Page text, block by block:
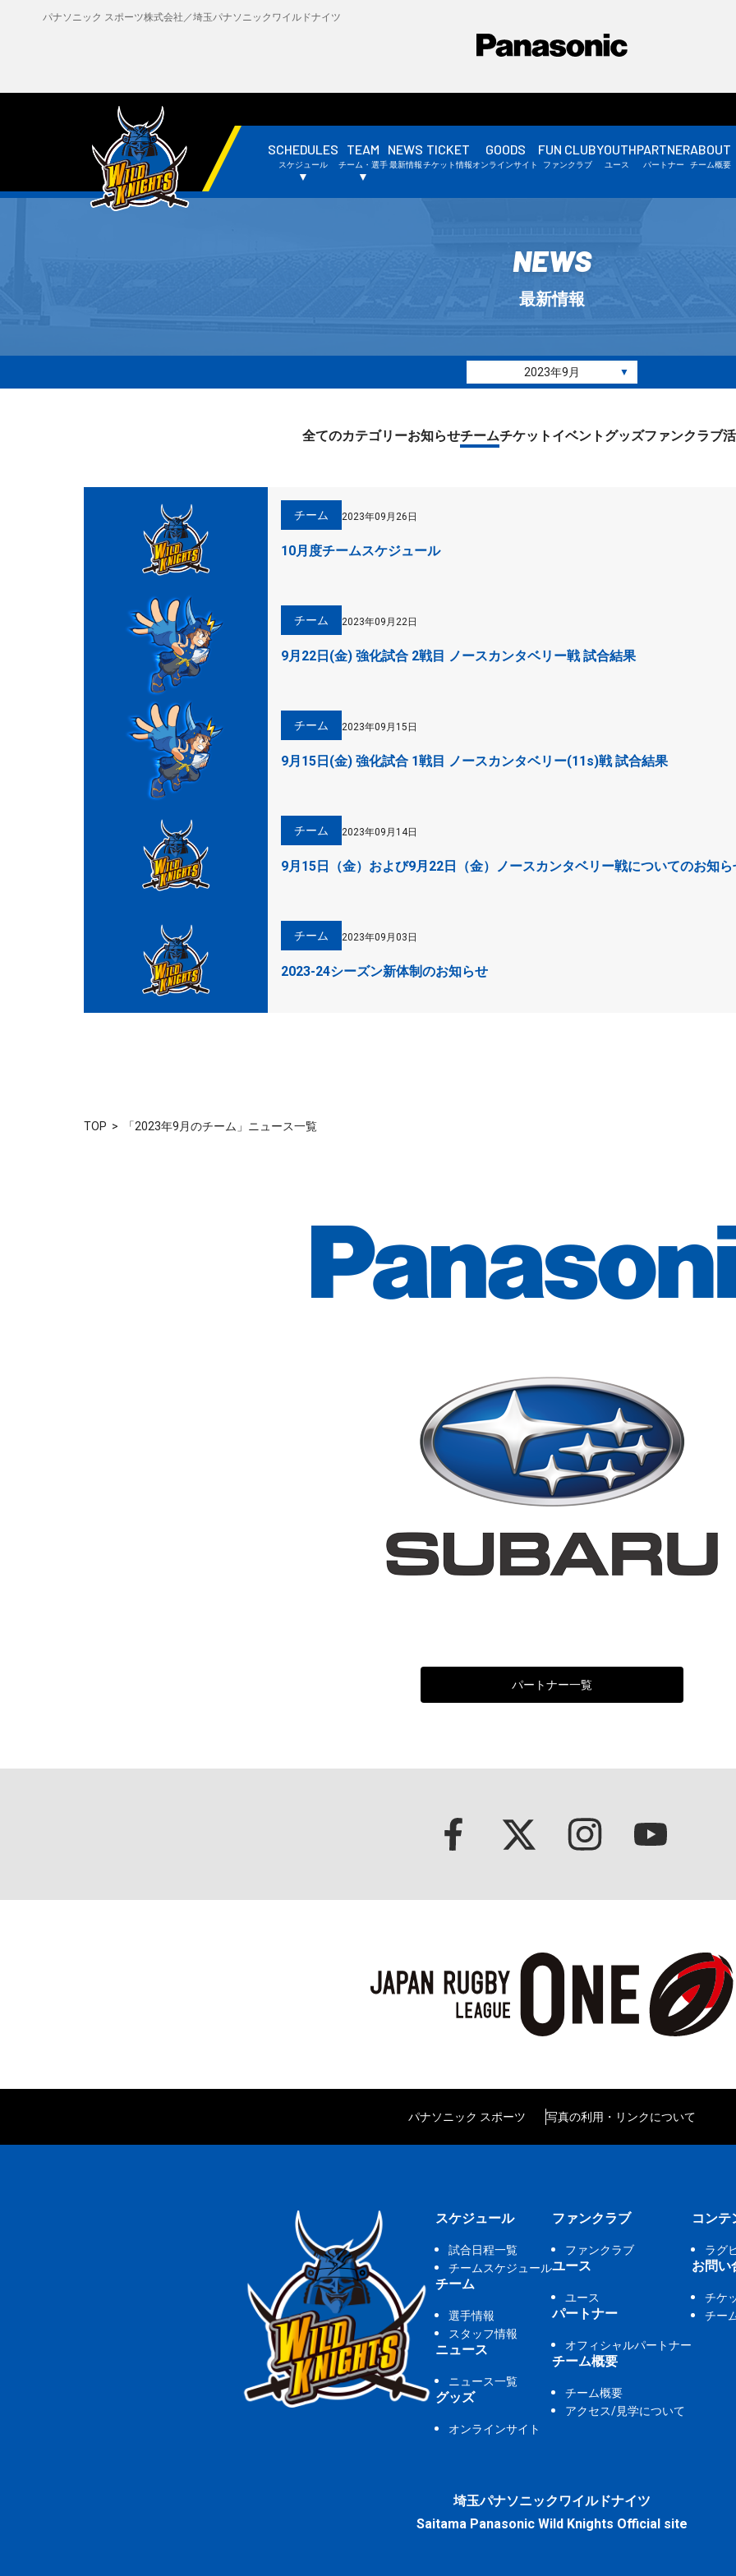
パナソニック スポーツ株式会社／埼玉パナソニックワイルドナイツ
SCHEDULES
スケジュール
▼
TEAM
チーム・選手
▼
NEWS
最新情報
TICKET
チケット情報
GOODS
オンラインサイト
FUN CLUB
ファンクラブ
YOUTH
ユース
PARTNER
パートナー
ABOUT
チーム概要
・試合日程・結果
・チームスケジュール
・選手情報
・スタッフ情報
NEWS
最新情報
2023年9月 ▼
全てのカテゴリーお知らせチームチケット イベント グッズファンクラブ
チーム 2023年09月26日
10月度チームスケジュール
チーム 2023年09月22日
9月22日(金) 強化試合 2戦目 ノースカンタベリー戦 試合結果
チーム 2023年09月15日
9月15日(金) 強化試合 1戦目 ノースカンタベリー(11s)戦 試合結果
チーム 2023年09月14日
9月15日（金）および9月22日（金）ノースカンタベリー戦についてのお知ら
チーム 2023年09月03日
2023-24シーズン新体制のお知らせ
TOP 「2023年9月のチーム」ニュース一覧
パートナー一覧
パナソニック スポーツ 写真の利用・リンクについて
スケジュール
試合日程一覧
チームスケジュール
チーム
選手情報
スタッフ情報
ニュース
ニュース一覧
グッズ
オンラインサイト
ファンクラブ
ファンクラブ
ユース
ユース
パートナー
オフィシャルパートナー
チーム概要
チーム概要
アクセス/見学について
コンテ
ラグ
お問い
チケ
チー
埼玉パナソニックワイルドナイツ
Saitama Panasonic Wild Knights Official site